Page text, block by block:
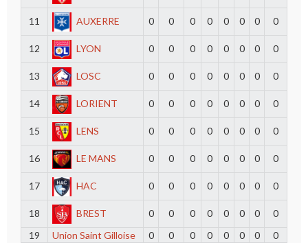
11 AUXERRE 0 0 0 0 0 0 0 0
12 LYON 0 0 0 0 0 0 0 0
13 LOSC 0 0 0 0 0 0 0 0
14 LORIENT 0 0 0 0 0 0 0 0
15 LENS 0 0 0 0 0 0 0 0
16 LE MANS 0 0 0 0 0 0 0 0
17 HAC 0 0 0 0 0 0 0 0
18 BREST 0 0 0 0 0 0 0
0
19
Union Saint Gilloise 0 0 0 0 0 0 0 0